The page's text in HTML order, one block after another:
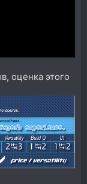
оценка этого